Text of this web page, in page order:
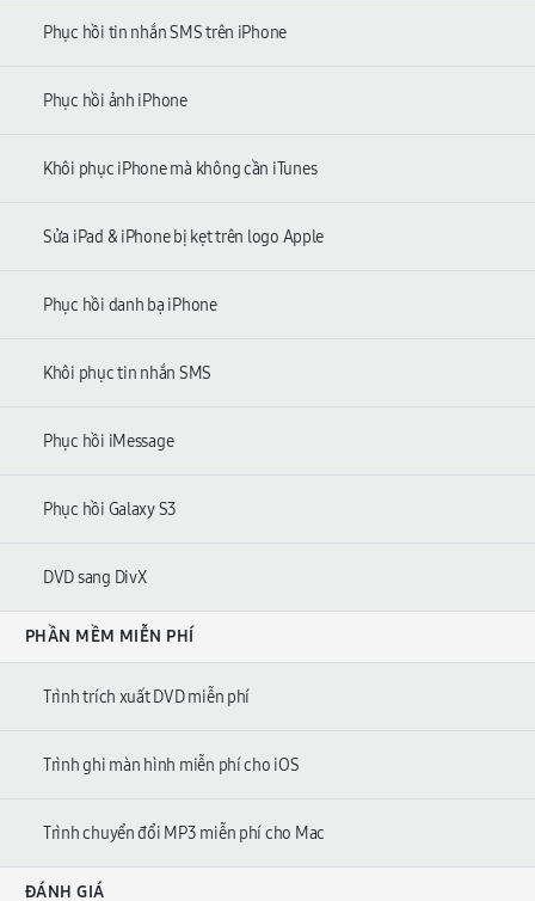
Phục hồi tin nhắn SMS trên iPhone
Phục hồi ảnh iPhone
Khôi phục iPhone mà không cần iTunes
Sửa iPad & iPhone bị kẹt trên logo Apple
Phục hồi danh bạ iPhone
Khôi phục tin nhắn SMS
Phục hồi iMessage
Phục hồi Galaxy S3
DVD sang DivX
PHẦN MỀM MIỄN PHÍ
Trình trích xuất DVD miễn phí
Trình ghi màn hình miễn phí cho iOS
Trình chuyển đổi MP3 miễn phí cho Mac
ĐÁNH GIÁ